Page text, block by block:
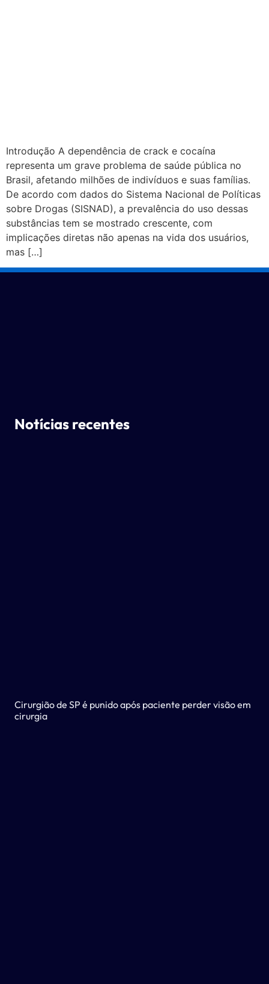
Introdução A dependência de crack e cocaína
representa um grave problema de saúde pública no
Brasil, afetando milhões de indivíduos e suas famílias.
De acordo com dados do Sistema Nacional de Políticas
sobre Drogas (SISNAD), a prevalência do uso dessas
substâncias tem se mostrado crescente, com
implicações diretas não apenas na vida dos usuários,
mas […]
Notícias recentes
Cirurgião de SP é punido após paciente perder visão em
cirurgia